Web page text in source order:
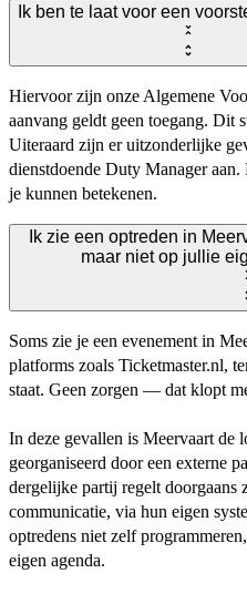
Ik ben te laat voor een
Hiervoor zijn onze Algemene
aanvang geldt geen toegang. Dit
Uiteraard zijn er uitzonderlijke
dienstdoende Duty Manager
je kunnen betekenen.
Ik zie een optreden in
maar niet op jullie
Soms zie je een evenement in
platforms zoals Ticketmaster.nl,
staat. Geen zorgen — dat klopt
In deze gevallen is Meervaart de
georganiseerd door een externe
dergelijke partij regelt doorgaans
communicatie, via hun eigen
optredens niet zelf
eigen agenda.